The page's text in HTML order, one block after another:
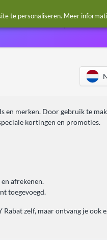
en merken. Door gebruik te
kortingen en promoties.
afrekenen.
toegevoegd.
zelf, maar ontvang je ook
te personaliseren. Meer